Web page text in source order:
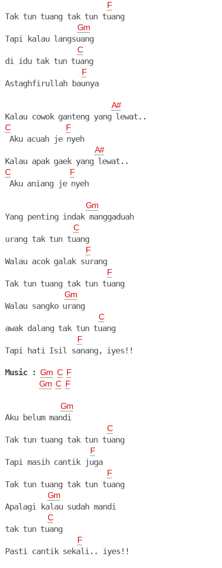
F
Tak tun tuang tak tun tuang
Gm
Tapi kalau langsuang
C
di idu tak tun tuang
F
Astaghfirullah baunya
A#
C F
Aku acuah je nyeh
A#
C F
Aku aniang je nyeh
Gm
Yang penting indak manggaduah
C
urang tak tun tuang
F
Walau acok galak surang
F
Tak tun tuang tak tun tuang
Gm
Walau sangko urang
C
awak dalang tak tun tuang
F
Tapi hati Isil sanang, iyes!!
Music : Gm C F
Gm C F
Gm
Aku belum mandi
C
Tak tun tuang tak tun tuang
F
Tapi masih cantik juga
F
Tak tun tuang tak tun tuang
Gm
Apalagi kalau sudah mandi
C
tak tun tuang
F
Pasti cantik sekali.. iyes!!